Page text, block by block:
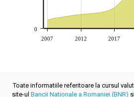
2007 2012 2017
0
Toate informatiile referitoare la cursul
site-ul Bancii Nationale a Romaniei (BNR)